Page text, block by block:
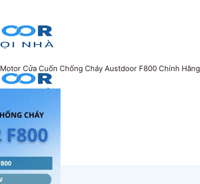
Motor Cửa Cuốn Chống Cháy Austdoor F800 Chính Hãng